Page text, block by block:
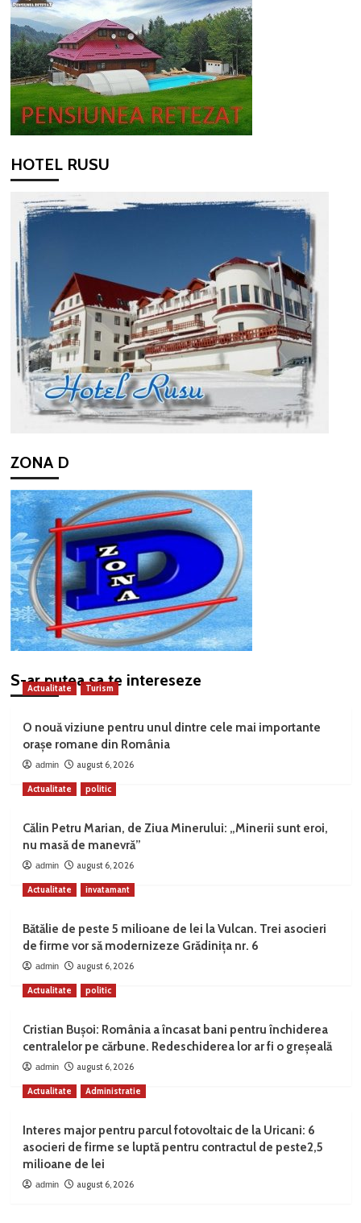
HOTEL RUSU
ZONA D
S-ar putea sa te intereseze
Actualitate Turism
O nouă viziune pentru unul dintre cele mai importante
orașe romane din România
admin august 6, 2026
Actualitate politic
Călin Petru Marian, de Ziua Minerului: „Minerii sunt eroi,
nu masă de manevră”
admin august 6, 2026
Actualitate invatamant
Bătălie de peste 5 milioane de lei la Vulcan. Trei asocieri
de firme vor să modernizeze Grădinița nr. 6
admin august 6, 2026
Actualitate politic
Cristian Bușoi: România a încasat bani pentru închiderea
centralelor pe cărbune. Redeschiderea lor ar fi o greșeală
admin august 6, 2026
Actualitate Administratie
Interes major pentru parcul fotovoltaic de la Uricani: 6
asocieri de firme se luptă pentru contractul de peste2,5
milioane de lei
admin august 6, 2026